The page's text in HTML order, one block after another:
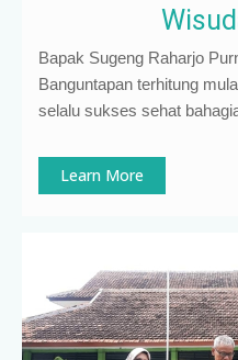
Bapak Sugeng Raharjo
Banguntapan terhitung
selalu sukses sehat
Learn More